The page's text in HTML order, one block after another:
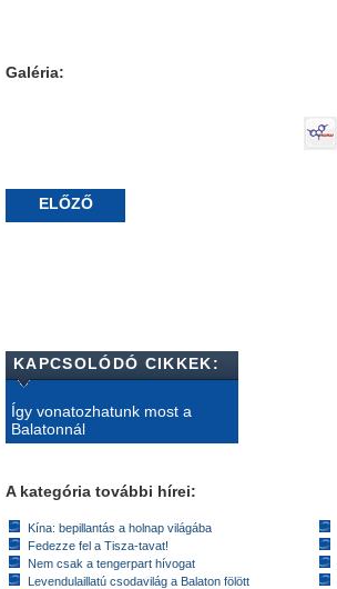
Galéria:
ELŐZŐ
KAPCSOLÓDÓ CIKKEK:
Így vonatozhatunk most a
Balatonnál
A kategória további hírei:
Kína: bepillantás a holnap világába
Fedezze fel a Tisza-tavat!
Nem csak a tengerpart hívogat
Levendulaillatú csodavilág a Balaton fölött